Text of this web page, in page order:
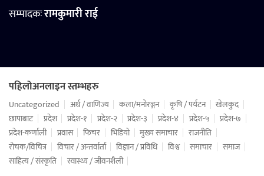
सम्पादकःरामकुमारी राई
पहिलोअनलाइन स्तम्भहरु
Uncategorized अर्थ / वाणिज्य कला/मनोरञ्जन कृषि / पर्यटन
खेलकुद
छापाबाट
प्रदेश प्रदेश-१ प्रदेश-२ प्रदेश-३ प्रदेश-४ प्रदेश-५
प्रदेश-७
प्रदेश-कर्णाली
प्रवास फिचर भिडियो मुख्य समाचार
राजनीति
रोचक/विचित्र
विचार / अन्तर्वार्ता विज्ञान / प्रविधि विश्व समाचार
समाज
साहित्य / संस्कृति
स्वास्थ्य / जीवनशैली